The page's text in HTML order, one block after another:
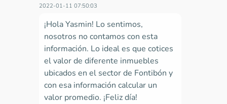
2022-01-11 07:50:03
¡Hola Yasmin! Lo sentimos,
nosotros no contamos con esta
información. Lo ideal es que cotices
el valor de diferente inmuebles
ubicados en el sector de Fontibón y
con esa información calcular un
valor promedio. ¡Feliz día!